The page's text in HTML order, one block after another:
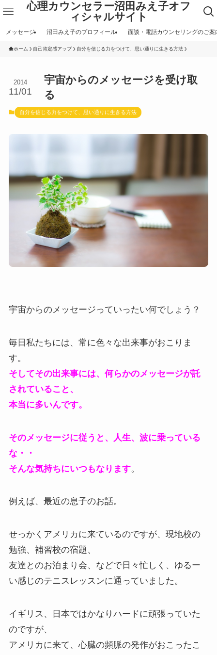
心理カウンセラー沼田みえ子オフ
ィシャルサイト
メッセージ 沼田みえ子のプロフィール 面談・電話カウンセリングのご案
ホーム 自己肯定感アップ 自分を信じる力をつけて、思い通りに生きる方法
宇宙からのメッセージを受け取
る
2014
11/01
自分を信じる力をつけて、思い通りに生きる方法
宇宙からのメッセージっていったい何でしょう？
毎日私たちには、常に色々な出来事がおこりま
す。
そしてその出来事には、何らかのメッセージが託
されていること、
本当に多いんです。
そのメッセージに従うと、人生、波に乗っている
な・・
そんな気持ちにいつもなります。
例えば、最近の息子のお話。
せっかくアメリカに来ているのですが、現地校の
勉強、補習校の宿題、
友達とのお泊まり会、などで日々忙しく、ゆるー
い感じのテニスレッスンに通っていました。
イギリス、日本ではかなりハードに頑張っていた
のですが、
アメリカに来て、心臓の頻脈の発作がおこったこ